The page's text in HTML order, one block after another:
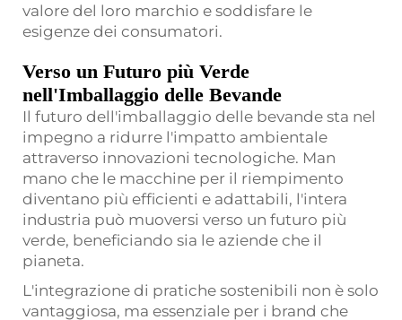
valore del loro marchio e soddisfare le
esigenze dei consumatori.
Verso un Futuro più Verde
nell'Imballaggio delle Bevande
Il futuro dell'imballaggio delle bevande sta nel
impegno a ridurre l'impatto ambientale
attraverso innovazioni tecnologiche. Man
mano che le macchine per il riempimento
diventano più efficienti e adattabili, l'intera
industria può muoversi verso un futuro più
verde, beneficiando sia le aziende che il
pianeta.
L'integrazione di pratiche sostenibili non è solo
vantaggiosa, ma essenziale per i brand che